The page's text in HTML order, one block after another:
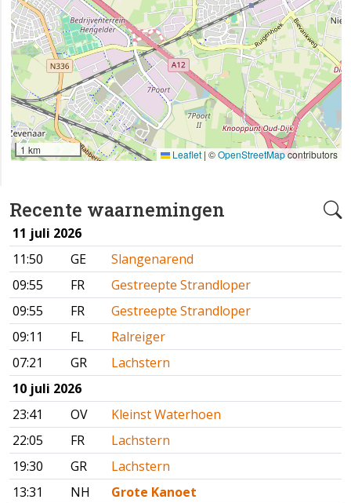
Recente waarnemingen
11 juli 2026
11:50
GE
Slangenarend
09:55
FR
Gestreepte Strandloper
09:55
FR
Gestreepte Strandloper
09:11
FL
Ralreiger
07:21
GR
Lachstern
10 juli 2026
23:41
OV
Kleinst Waterhoen
22:05
FR
Lachstern
19:30
GR
Lachstern
13:31
NH
Grote Kanoet
1 km Leaflet | ©OpenStreetMapcontributors